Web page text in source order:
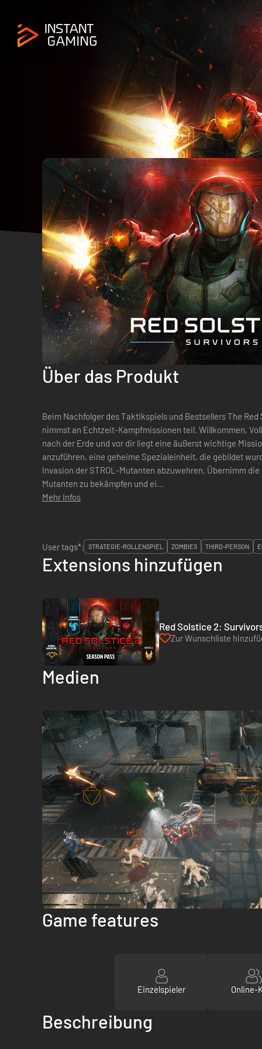
Über das Produkt
Beim Nachfolger des Taktikspiels und Bestsellers The
nimmst an Echtzeit-Kampfmissionen teil. Willkommen, Vollstrecker! Wir schreiben das Jahr 117
nach der Erde und vor dir liegt eine äußerst wichtige
anzuführen, eine geheime Spezialeinheit, die gebildet
Invasion der STROL-Mutanten abzuwehren. Übernimm
Mutanten zu bekämpfen und ei...
Mehr Infos
User tags*:
STRATEGIE-ROLLENSPIEL ZOMBIES THIRD-PERSON
Extensions hinzufügen
Red Solstice 2:
Zur Wunschliste
Medien
Game features
Einzelspieler Online-
Beschreibung